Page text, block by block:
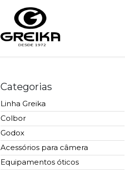
Categorias
Linha Greika
Colbor
Godox
Acessórios para câmera
Equipamentos óticos